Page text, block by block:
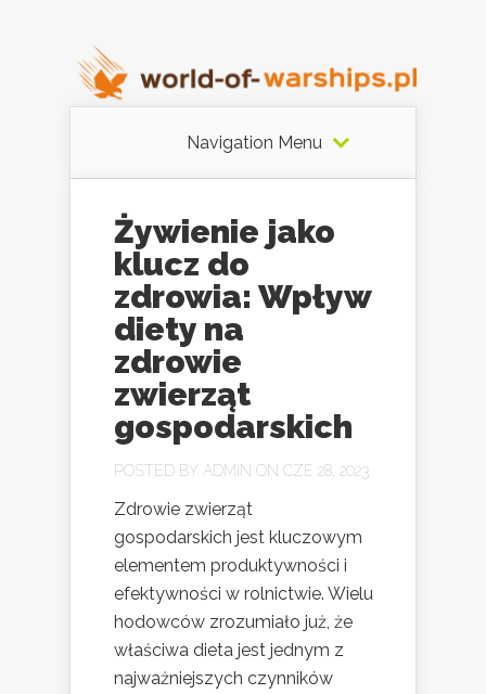
Navigation Menu
Żywienie jako
klucz do
zdrowia: Wpływ
diety na
zdrowie
zwierząt
gospodarskich
POSTED BY ADMIN ON CZE 28, 2023
Zdrowie zwierząt
gospodarskich jest kluczowym
elementem produktywności i
efektywności w rolnictwie. Wielu
hodowców zrozumiało już, że
właściwa dieta jest jednym z
najważniejszych czynników